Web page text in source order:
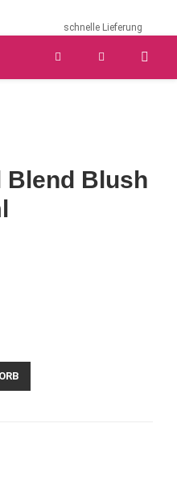
schnelle Lieferung
Blend Blush